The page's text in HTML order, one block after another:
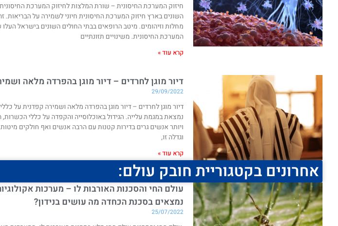
חיזוק המערכת החיסונית – שורת המלצות לחיזוק המערכת
השונים בארץ חיזוק המערכת החיסונית חיוני לשמירה על הבריאות.
מחלות וזיהומים. מיטב הרופאים בבתי החולים השונים בישראל
המערכת החיסונית. משינויים תזונתיים
קרא עוד »
דיור מוגן לחרדים – דיור מוגן בהפרדה מלאה
29/09/2022
דיור מוגן לחרדים – דיור מוגן בהפרדה מלאה ושמירה קפדנית על
נמצאת במגמת עלייה. הגידול באוכלוסייה והקפדה על כללי
ויותר אנשים גרים בדירות קטנות עם הרבה אנשים ואף חולקים
וגדלה זו,
קרא עוד »
אחרונים בקטגוריית חובק עולם:
עולם החי והסכנות האורבות לו – מערכות
נמצאים בסכנת הכחדה מה עושים בנידון?
25/07/2022